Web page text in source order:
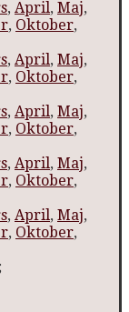
, April, Maj,
, Oktober,
, April, Maj,
, Oktober,
, April, Maj,
, Oktober,
, April, Maj,
, Oktober,
, April, Maj,
, Oktober,
;